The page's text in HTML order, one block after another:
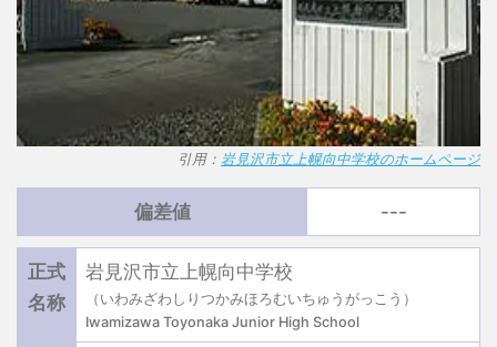
引用： 岩見沢市立上幌向中学校のホームページ
偏差値 ---
正式
名称
岩見沢市立上幌向中学校
（いわみざわしりつかみほろむいちゅうがっこう）
Iwamizawa Toyonaka Junior High School